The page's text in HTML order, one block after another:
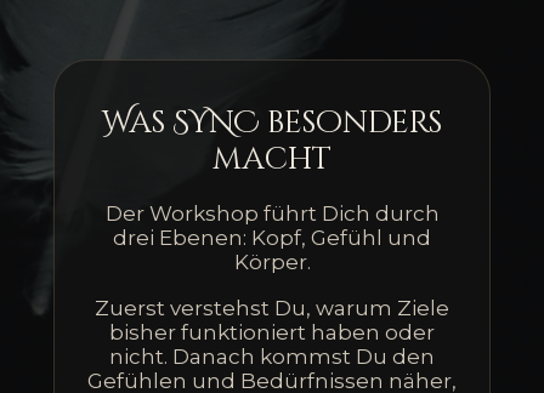
Was SYNC besonders
macht
Der Workshop führt Dich durch
drei Ebenen: Kopf, Gefühl und
Körper.
Zuerst verstehst Du, warum Ziele
bisher funktioniert haben oder
nicht. Danach kommst Du den
Gefühlen und Bedürfnissen näher,